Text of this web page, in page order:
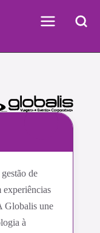
de
experiências
Globalis une
à